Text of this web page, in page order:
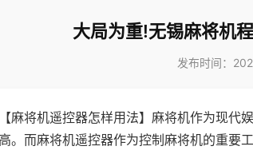
大局为重!无锡麻将机
发布时间：
【麻将机遥控器怎样用法】麻将机作为现
。而麻将机遥控器作为控制麻将机的重要